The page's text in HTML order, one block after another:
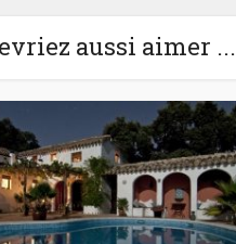
aussi aimer ...